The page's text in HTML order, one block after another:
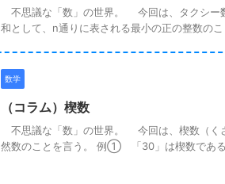
不思議な「数」の世界。 今回は、タクシー
和として、n通りに表される最小の正の整数
数学
（コラム）楔数
不思議な「数」の世界。 今回は、楔数（く
然数のことを言う。 例① 「30」は楔数であ